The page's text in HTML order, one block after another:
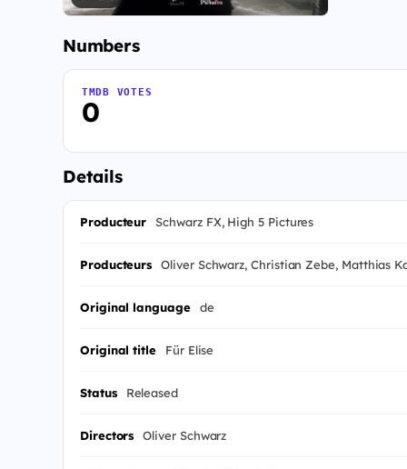
Numbers
0
TMDB VOTES
Details
Producteur Schwarz FX, High 5 Pictures
Producteurs Oliver Schwarz, Christian Zebe, Matthias
Original language de
Original title Für Elise
Status Released
Directors Oliver Schwarz